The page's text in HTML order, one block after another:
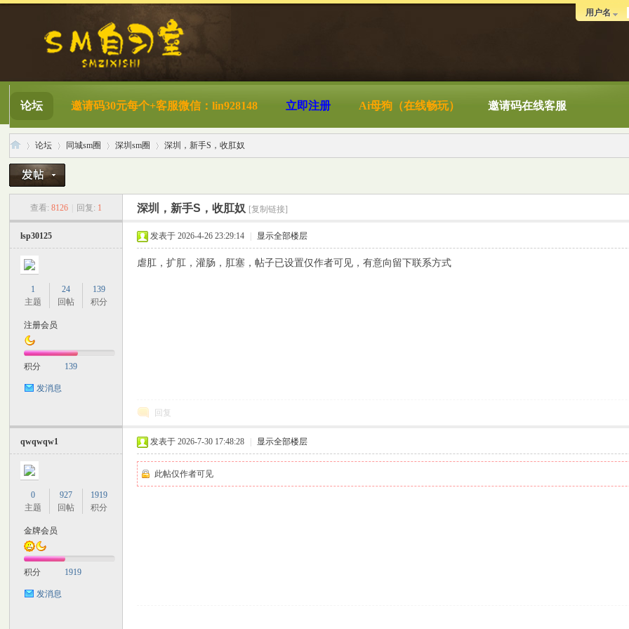
用户名
论坛 邀请码30元每个+客服微信：lin928148 立即注册 Ai母狗（在线畅玩） 邀请码在线客服
论坛
›
同城sm圈 深圳sm圈
›
深圳，新手S，收肛奴
查看: 8126 回复: 1 深圳，新手S，收肛奴 [复制链接]
lsp30125
1
主题
24
回帖
139
积分
注册会员
积分 139
发消息
发表于 2026-4-26 23:29:14 显示全部楼层
虐肛，扩肛，灌肠，肛塞，帖子已设置仅作者可见，有意向留下联系方式
回复
qwqwqw1
0
主题
927
回帖
1919
积分
金牌会员
积分 1919
发消息
发表于 2026-7-30 17:48:28 显示全部楼层
此帖仅作者可见